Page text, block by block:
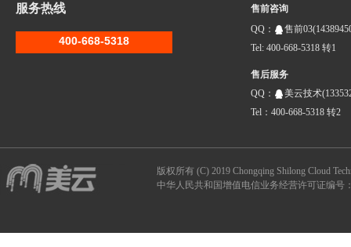
服务热线
400-668-5318
售前咨询
QQ：
售前
Tel: 400-668-5318 转1
售后服务
QQ：
美云技术
Tel：400-668-5318 转2
版权所有 (C) 2019 Chongqing Shilong Cloud
中华人民共和国增值电信业务经营许可证编号